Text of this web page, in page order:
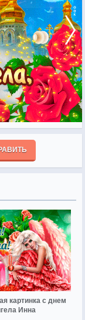
картинка с днем
Инна